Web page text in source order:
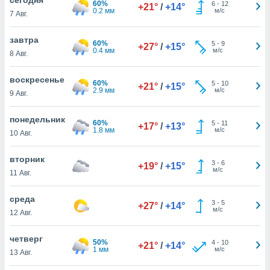
действия
на веб-
основе.
нашей
cookie
в
ВЫ
7 Авг.
60%
0.2 мм
+21° / +14° 6- 12
м/с
завтра
8 Авг.
60%
0.4 мм
+27° / +15° 5- 9
м/с
воскресенье
9 Авг.
60%
2.9 мм
+21° / +15° 5- 10
м/с
понедельник
10 Авг.
60%
1.8 мм
+17° / +13° 5- 11
м/с
вторник
11 Авг.
+19° / +15° 3- 6
м/с
среда
12 Авг.
+27° / +14° 3- 5
м/с
четверг
13 Авг.
50%
1 мм
+21° / +14° 4- 10
м/с